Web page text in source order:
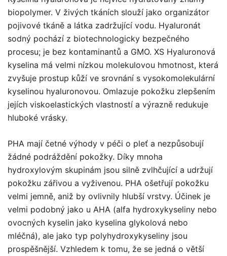
biopolymer. V živých tkáních slouží jako organizátor
pojivové tkáně a látka zadržující vodu. Hyaluronát
sodný pochází z biotechnologicky bezpečného
procesu; je bez kontaminantů a GMO. XS Hyaluronová
kyselina má velmi nízkou molekulovou hmotnost, která
zvyšuje prostup kůží ve srovnání s vysokomolekulární
kyselinou hyaluronovou. Omlazuje pokožku zlepšením
jejích viskoelastických vlastností a výrazně redukuje
hluboké vrásky.
PHA mají četné výhody v péči o pleť a nezpůsobují
žádné podráždění pokožky. Díky mnoha
hydroxylovým skupinám jsou silně zvlhčující a udržují
pokožku zářivou a vyživenou. PHA ošetřují pokožku
velmi jemně, aniž by ovlivnily hlubší vrstvy. Účinek je
velmi podobný jako u AHA (alfa hydroxykyseliny nebo
ovocných kyselin jako kyselina glykolová nebo
mléčná), ale jako typ polyhydroxykyseliny jsou
prospěšnější. Vzhledem k tomu, že se jedná o větší